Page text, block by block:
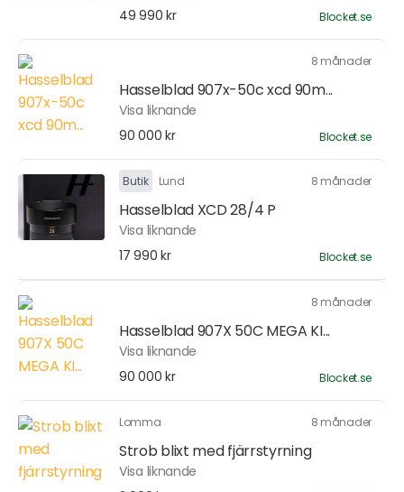
49 990 kr
Blocket.se
8 månader
Hasselblad 907x-50c xcd 90m...
Visa liknande
90 000 kr
Blocket.se
Butik Lund 8 månader
Hasselblad XCD 28/4 P
Visa liknande
17 990 kr
Blocket.se
8 månader
Hasselblad 907X 50C MEGA KI...
Visa liknande
90 000 kr
Blocket.se
Lomma 8 månader
Strob blixt med fjärrstyrning
Visa liknande